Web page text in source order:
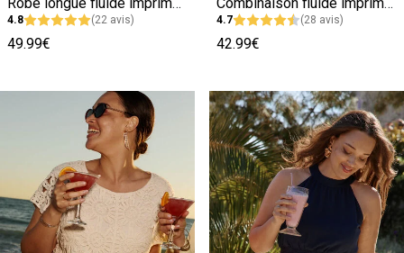
4.8 (22 avis)
49.99€
4.7 (28 avis)
42.99€